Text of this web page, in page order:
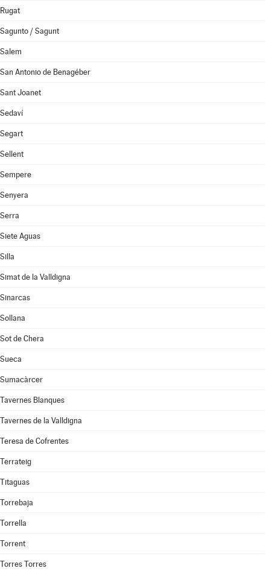
Rugat
Sagunto / Sagunt
Salem
San Antonio de Benagéber
Sant Joanet
Sedaví
Segart
Sellent
Sempere
Senyera
Serra
Siete Aguas
Silla
Simat de la Valldigna
Sinarcas
Sollana
Sot de Chera
Sueca
Sumacàrcer
Tavernes Blanques
Tavernes de la Valldigna
Teresa de Cofrentes
Terrateig
Titaguas
Torrebaja
Torrella
Torrent
Torres Torres